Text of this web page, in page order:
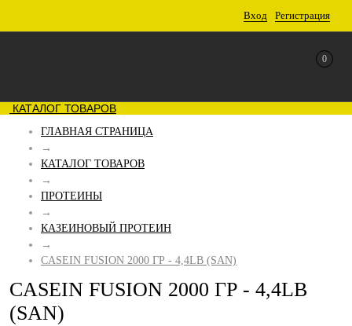
Вход Регистрация
0
КАТАЛОГ ТОВАРОВ
ГЛАВНАЯ СТРАНИЦА
→
КАТАЛОГ ТОВАРОВ
→
ПРОТЕИНЫ
→
КАЗЕИНОВЫЙ ПРОТЕИН
→
CASEIN FUSION 2000 ГР - 4,4LB (SAN)
CASEIN FUSION 2000 ГР - 4,4LB
(SAN)